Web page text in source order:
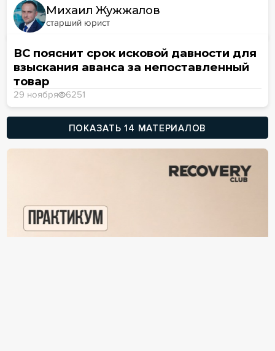
Михаил Жужжалов
старший юрист
ВС пояснит срок исковой давности для
взыскания аванса за непоставленный
товар
29 ноября 6251
ПОКАЗАТЬ 14 МАТЕРИАЛОВ